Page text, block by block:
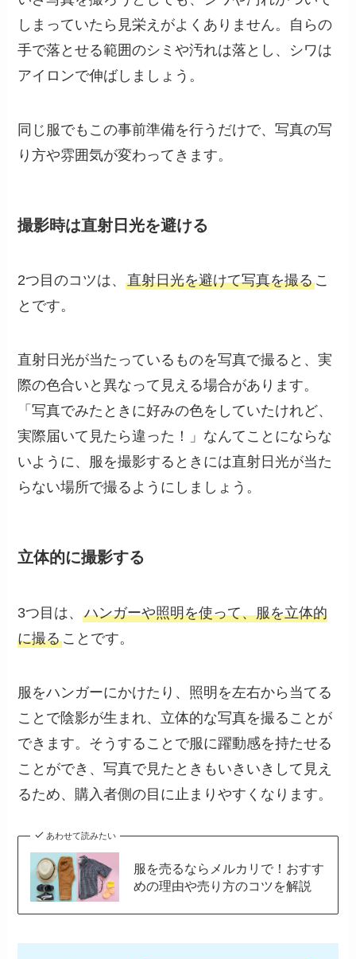
しまっていたら見栄えがよくありません。自らの
手で落とせる範囲のシミや汚れは落とし、シワは
アイロンで伸ばしましょう。
同じ服でもこの事前準備を行うだけで、写真の写
り方や雰囲気が変わってきます。
撮影時は直射日光を避ける
2つ目のコツは、直射日光を避けて写真を撮るこ
とです。
直射日光が当たっているものを写真で撮ると、実
際の色合いと異なって見える場合があります。
「写真でみたときに好みの色をしていたけれど、
実際届いて見たら違った！」なんてことにならな
いように、服を撮影するときには直射日光が当た
らない場所で撮るようにしましょう。
立体的に撮影する
3つ目は、ハンガーや照明を使って、服を立体的
に撮ることです。
服をハンガーにかけたり、照明を左右から当てる
ことで陰影が生まれ、立体的な写真を撮ることが
できます。そうすることで服に躍動感を持たせる
ことができ、写真で見たときもいきいきして見え
るため、購入者側の目に止まりやすくなります。
あわせて読みたい
服を売るならメルカリで！おすす
めの理由や売り方のコツを解説